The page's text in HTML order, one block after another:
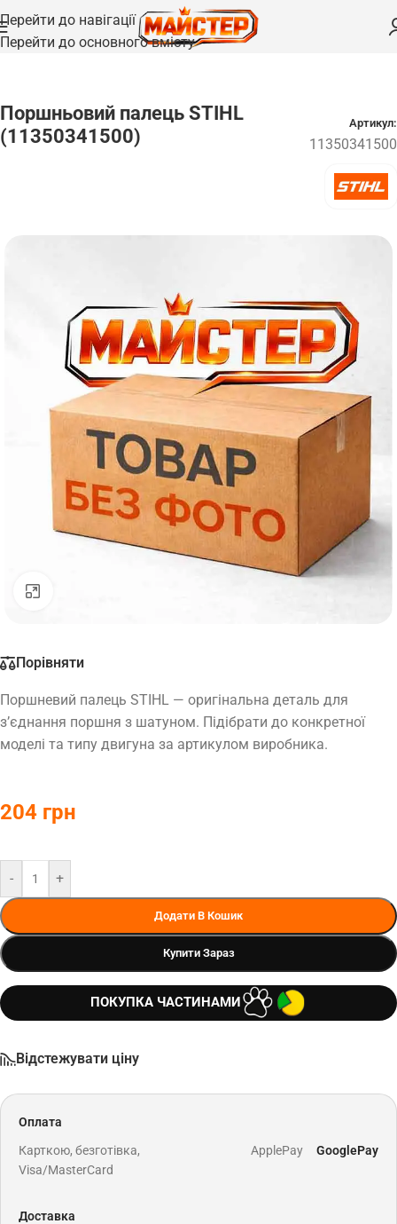
Перейти до навігації
Перейти до основного вмісту
Головна /Запчастини/Пальці та осі
Поршньовий палець STIHL
(11350341500)
Артикул:
11350341500
Порівняти
Поршневий палець STIHL — оригінальна деталь для
з’єднання поршня з шатуном. Підібрати до конкретної
моделі та типу двигуна за артикулом виробника.
204 грн
- +
Додати В Кошик
Купити Зараз
ПОКУПКА ЧАСТИНАМИ
Відстежувати ціну
Оплата
Карткою, безготівка,
Visa/MasterCard
ApplePay GooglePay
Доставка